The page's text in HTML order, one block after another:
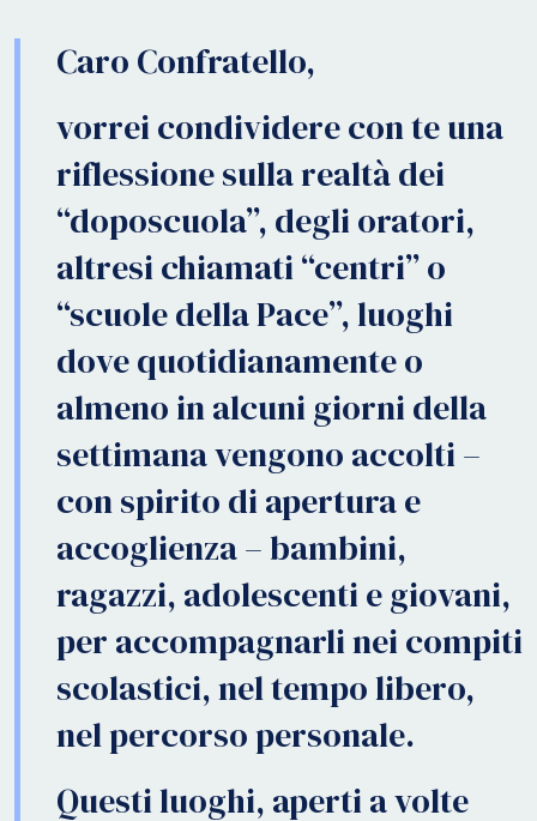
Caro Confratello,
vorrei condividere con te una
riflessione sulla realtà dei
“doposcuola”, degli oratori,
altresi chiamati “centri” o
“scuole della Pace”, luoghi
dove quotidianamente o
almeno in alcuni giorni della
settimana vengono accolti –
con spirito di apertura e
accoglienza – bambini,
ragazzi, adolescenti e giovani,
per accompagnarli nei compiti
scolastici, nel tempo libero,
nel percorso personale.
Questi luoghi, aperti a volte